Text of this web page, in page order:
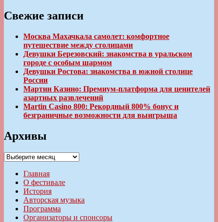
Свежие записи
Москва Махачкала самолет: комфортное
путешествие между столицами
Девушки Березовский: знакомства в уральском
городе с особым шармом
Девушки Ростова: знакомства в южной столице
России
Мартин Казино: Премиум-платформа для ценителей
азартных развлечений
Martin Casino 800: Рекордный 800% бонус и
безграничные возможности для выигрыша
Архивы
Архивы
Главная
О фестивале
История
Авторская музыка
Программа
Организаторы и спонсоры